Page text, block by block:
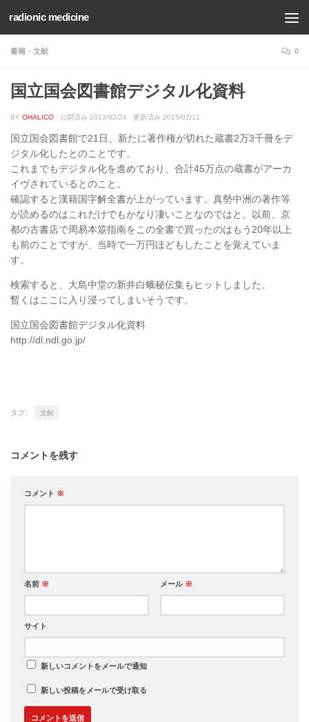
コンテンツへスキップ
radionic medicine
書籍・文献 0
国立国会図書館デジタル化資料
BY OHALICO · 公開済み 2013/02/24 · 更新済み 2015/02/11
国立国会図書館で21日、新たに著作権が切れた蔵書2万3千冊をデ
ジタル化したとのことです。
これまでもデジタル化を進めており、合計45万点の蔵書がアーカ
イヴされているとのこと。
確認すると漢籍国字解全書が上がっています。真勢中洲の著作等
が読めるのはこれだけでもかなり凄いことなのではと。以前、京
都の古書店で周易本筮指南をこの全書で買ったのはもう20年以上
も前のことですが、当時で一万円ほどもしたことを覚えていま
す。
検索すると、大島中堂の新井白蛾秘伝集もヒットしました。
暫くはここに入り浸ってしまいそうです。
国立国会図書館デジタル化資料
http://dl.ndl.go.jp/
タグ: 文献
コメントを残す
コメント ※
名前 ※ メール ※
サイト
新しいコメントをメールで通知
新しい投稿をメールで受け取る